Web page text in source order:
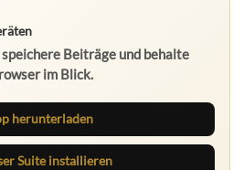
Beiträge und behalte
im Blick.
herunterladen
Suite installieren